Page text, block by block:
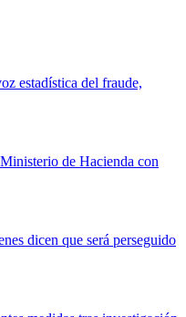
estadística del fraude,
de Hacienda con
dicen que será perseguido